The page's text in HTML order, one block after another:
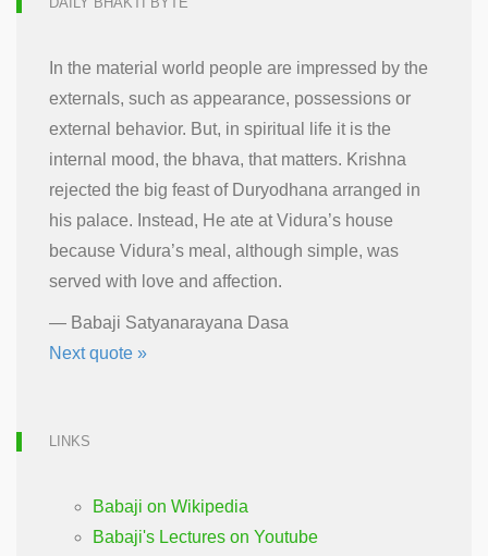
In the material world people are impressed by the
externals, such as appearance, possessions or
external behavior. But, in spiritual life it is the
internal mood, the bhava, that matters. Krishna
rejected the big feast of Duryodhana arranged in
his palace. Instead, He ate at Vidura’s house
because Vidura’s meal, although simple, was
served with love and affection.
— Babaji Satyanarayana Dasa
Next quote »
LINKS
Babaji on Wikipedia
Babaji's Lectures on Youtube